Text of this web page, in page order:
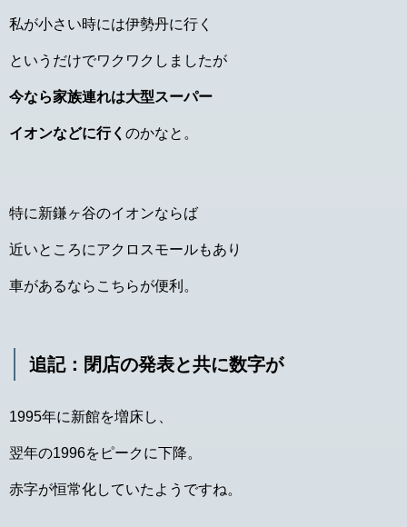
私が小さい時には伊勢丹に行く
というだけでワクワクしましたが
今なら家族連れは大型スーパー
イオンなどに行く のかなと。
特に新鎌ヶ谷のイオンならば
近いところにアクロスモールもあり
車があるならこちらが便利。
追記：閉店の発表と共に数字が
1995年に新館を増床し、
翌年の1996をピークに下降。
赤字が恒常化していたようですね。